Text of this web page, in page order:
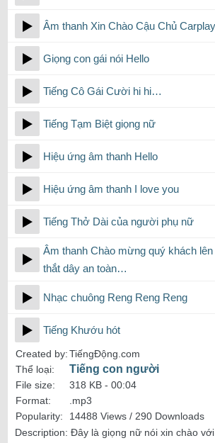
Âm thanh Xin Chào Cậu Chủ Carplay
Giọng con gái nói Hello
Tiếng Cô Gái Cười hi hi…
Tiếng Tạm Biệt giọng nữ
Hiệu ứng âm thanh Hello
Hiệu ứng âm thanh I love you
Tiếng Thở Dài của người phụ nữ
Âm thanh Chào mừng quý khách
thắt dây an toàn…
Nhạc chuông Reng Reng Reng
Tiếng Khướu hót
Created by:TiếngĐộng.com
Thể loại:
Tiếng con người
File size: 318 KB - 00:04
Format:
.mp3
Popularity:
14488 Views / 290 Downloads
Description: Đây là giọng nữ nói xin chào